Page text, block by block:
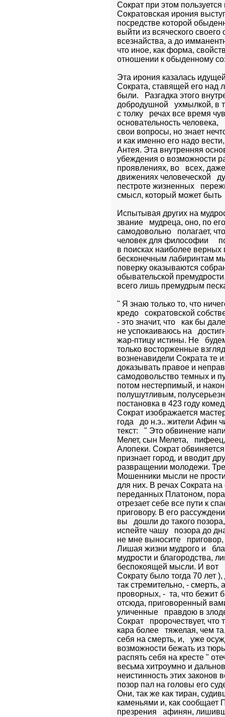
Сократ при этом
Cократовская ирония
посредстве которой
выйти из всяческого своего
всезнайства, а до
что иное, как форма,
отношении к обыденному
Эта ирония казалась
Сократа, ставящей его над
были.   Разгадка этого
добродушной   ухмылкой, в
с толку   речах все время
основательность человека,
свои вопросы, но знает
и как именно его надо
Антея. Эта внутренняя
убеждения о возможности
проявлениях, во   всех,
движениях человеческой
пестроте жизненных
смысл, который может быть
Испытывая других на
звание   мудреца, оно, по
самодовольно   полагает,
человек для философии
в поисках наиболее верных
бесконечным лабиринтам
поверку оказываются
обывательской
всего лишь премудрым
" Я знаю только то, что
кредо   сократовской
- это значит, что   как бы
не успокаиваюсь на
жар-птицу истины. Не
только восторженные
возненавидели Сократа те
доказывать правое и
самодовольство темных и
потом нестерпимый, и
полушутливым,
постановка в 423 году
Сократ изображается
года   до н.э.. жители Афин
текст:   " Это обвинение
Мелет, сын Мелета,
Алопеки. Сократ обвиняется
признает город, и вводит
развращении молодежи.
Мошенники мысли не
для них. В речах Сократа на
переданных Платоном,
отрезает себе все пути к
приговору. В его
вы   дошли до такого
испейте чашу   позора до
не мне выносите
Лишая жизни мудрого и
мудрости и благородства,
беспокоящей мысли. И вот
Сократу было тогда 70 лет ),
так стремительно, - смерть,
проворных, -  та, что
отсюда, приговоренный
уличенные   правдою в
Сократ   пророчествует,
кара более   тяжелая, чем
себя на смерть, и,   уже
возможности бежать из
распять себя на кресте "
весьма хитроумно и
неистинность этих законов
позор пал на головы его
Они, так же как тиран,
каменьями и, как сообщает
презрения   афинян,